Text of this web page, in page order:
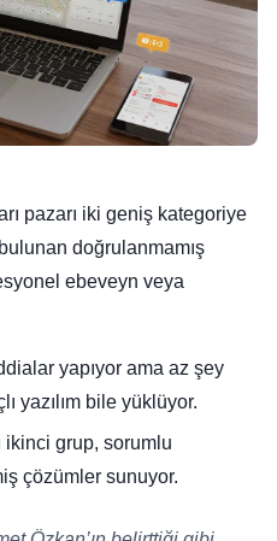
pazarı iki geniş kategoriye
doğrulanmamış
ebeveyn veya
yapıyor ama az şey
yazılım bile yüklüyor.
ikinci grup, sorumlu
çözümler sunuyor.